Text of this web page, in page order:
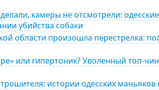
камеры не отсмотрели:
убийства собаки
области произошла перестрелка:
или гипертоник? Уволенный топ-
истории одесских маньяков